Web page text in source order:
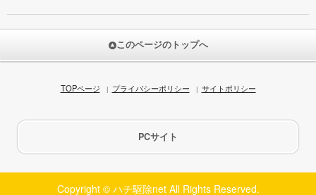
このページのトップへ
TOPページ プライバシーポリシー サイトポリシー
PCサイト
Copyright © ハチ駆除net All Rights Reserved.